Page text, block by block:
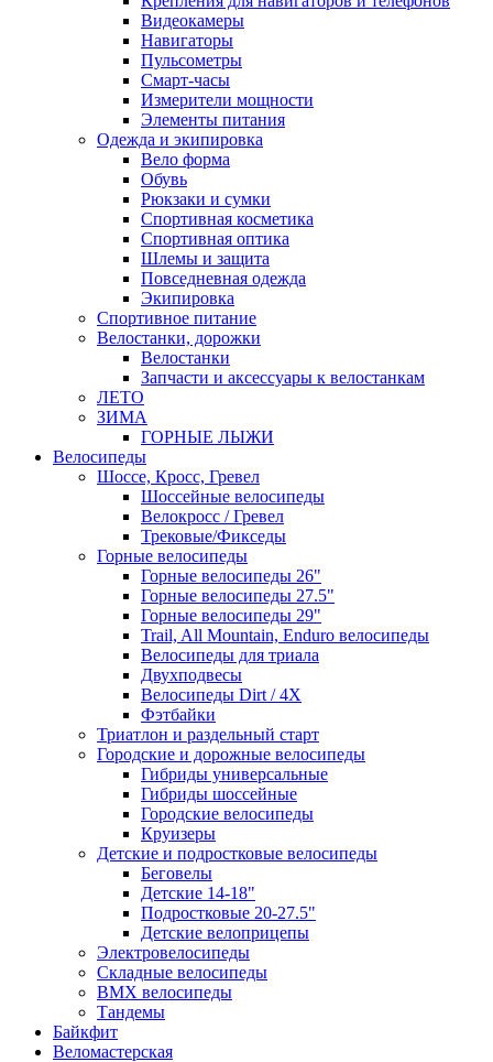
Видеокамеры
Навигаторы
Пульсометры
Смарт-часы
Измерители мощности
Элементы питания
Одежда и экипировка
Вело форма
Обувь
Рюкзаки и сумки
Спортивная косметика
Спортивная оптика
Шлемы и защита
Повседневная одежда
Экипировка
Спортивное питание
Велостанки, дорожки
Велостанки
Запчасти и аксессуары к велостанкам
ЛЕТО
ЗИМА
ГОРНЫЕ ЛЫЖИ
Велосипеды
Шоссе, Кросс, Гревел
Шоссейные велосипеды
Велокросс / Гревел
Трековые/Фикседы
Горные велосипеды
Горные велосипеды 26"
Горные велосипеды 27.5"
Горные велосипеды 29"
Trail, All Mountain, Enduro велосипеды
Велосипеды для триала
Двухподвесы
Велосипеды Dirt / 4X
Фэтбайки
Триатлон и раздельный старт
Городские и дорожные велосипеды
Гибриды универсальные
Гибриды шоссейные
Городские велосипеды
Круизеры
Детские и подростковые велосипеды
Беговелы
Детские 14-18"
Подростковые 20-27.5"
Детские велоприцепы
Электровелосипеды
Складные велосипеды
BMX велосипеды
Тандемы
Байкфит
Веломастерская